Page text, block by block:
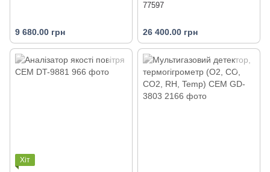
9 680.00 грн
77597
26 400.00 грн
Хіт